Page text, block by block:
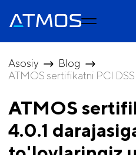
Asosiy
Blog
ATMOS sertifikatni PCI DSS
ATMOS
4.0.1